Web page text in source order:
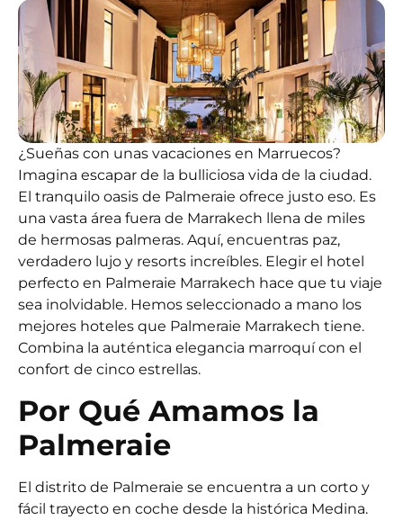
¿Sueñas con unas vacaciones en Marruecos?
Imagina escapar de la bulliciosa vida de la ciudad.
El tranquilo oasis de Palmeraie ofrece justo eso. Es
una vasta área fuera de Marrakech llena de miles
de hermosas palmeras. Aquí, encuentras paz,
verdadero lujo y resorts increíbles. Elegir el hotel
perfecto en Palmeraie Marrakech hace que tu viaje
sea inolvidable. Hemos seleccionado a mano los
mejores hoteles que Palmeraie Marrakech tiene.
Combina la auténtica elegancia marroquí con el
confort de cinco estrellas.
Por Qué Amamos la
Palmeraie
El distrito de Palmeraie se encuentra a un corto y
fácil trayecto en coche desde la histórica Medina.